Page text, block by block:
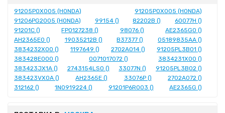
91205P0X005 (HONDA)
91205POX005 (HONDA)
91206PG2005 (HONDA)
99154 () 82202B ()
60077H ()
91201C ()
FP0127238 () 98076 ()
AE2365G0 ()
AH2365E0 ()
19035212B () B37377 ()
05189835AA ()
3834232X00 ()
1197649 () 2702A014 ()
91205PL3B01 ()
383428E000 ()
0071017072 ()
3834231X00 ()
383423JX1A ()
2743154LS0 () 33077N ()
91205PL3B02 ()
383423VX0A ()
AH2365E () 33076P ()
2702A072 ()
312162 ()
1N0919224 () 91201P6R003 () AE2365G ()